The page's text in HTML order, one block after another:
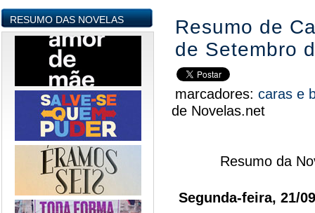
RESUMO DAS NOVELAS
Resumo de
de Setembro
marcadores: caras e
de Novelas.net
Resumo da
Segunda-feira, 21/